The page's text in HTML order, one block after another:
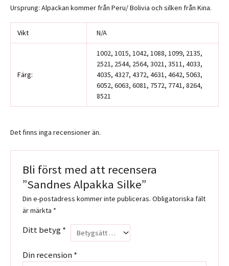
Ursprung: Alpackan kommer från Peru/ Bolivia och silken från Kina.
Vikt N/A
Färg:
1002, 1015, 1042, 1088, 1099, 2135,
2521, 2544, 2564, 3021, 3511, 4033,
4035, 4327, 4372, 4631, 4642, 5063,
6052, 6063, 6081, 7572, 7741, 8264,
8521
Det finns inga recensioner än.
Bli först med att recensera
”Sandnes Alpakka Silke”
Din e-postadress kommer inte publiceras. Obligatoriska fält
är märkta *
Ditt betyg*
Din recension*